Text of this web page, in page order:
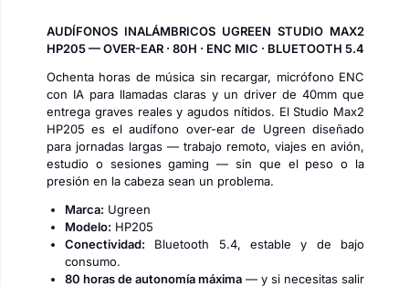
AUDÍFONOS INALÁMBRICOS UGREEN STUDIO MAX2
HP205 — OVER-EAR · 80H · ENC MIC · BLUETOOTH 5.4
Ochenta horas de música sin recargar, micrófono ENC
con IA para llamadas claras y un driver de 40mm que
entrega graves reales y agudos nítidos. El Studio Max2
HP205 es el audífono over-ear de Ugreen diseñado
para jornadas largas — trabajo remoto, viajes en avión,
estudio o sesiones gaming — sin que el peso o la
presión en la cabeza sean un problema.
Marca: Ugreen
Modelo: HP205
Conectividad: Bluetooth 5.4, estable y de bajo
consumo.
80 horas de autonomía máxima — y si necesitas salir